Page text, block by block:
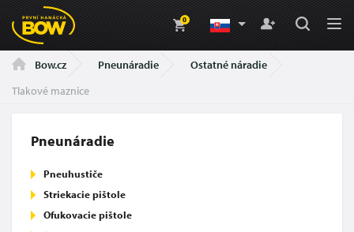
0
Bow.cz Pneunáradie
Ostatné náradie
Tlakové maznice
Pneunáradie
Pneuhustiče
Striekacie pištole
Ofukovacie pištole